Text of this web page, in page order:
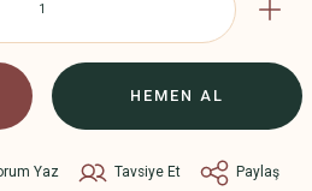
HEMEN AL
Yaz Tavsiye Et Paylaş